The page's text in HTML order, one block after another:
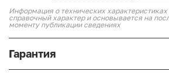
Информация о технических характеристиках
справочный характер и основывается на
моменту публикации сведениях
Гарантия